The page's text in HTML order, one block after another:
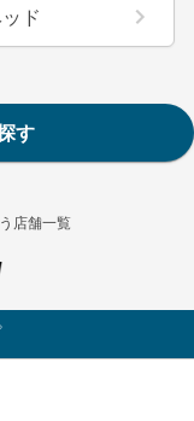
店舗一覧
ド
す